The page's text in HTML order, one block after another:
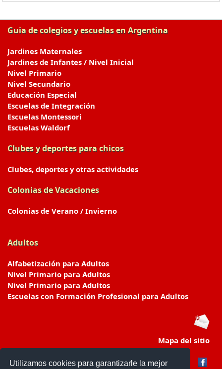
Utilizamos cookies para garantizarle la mejor
Guia de colegios y escuelas en Argentina
Jardines Maternales
Jardines de Infantes / Nivel Inicial
Nivel Primario
Nivel Secundario
Educación Especial
Escuelas de Integración
Escuelas Montessori
Escuelas Waldorf
Clubes y deportes para chicos
Clubes, deportes y otras actividades
Colonias de Vacaciones
Colonias de Verano / Invierno
Adultos
Alfabetización para Adultos
Nivel Primario para Adultos
Nivel Primario para Adultos
Escuelas con Formación Profesional para Adultos
Mapa del sitio